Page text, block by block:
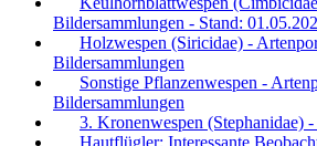
Bildersammlungen - Stand:
Holzwespen (Siricidae) -
Bildersammlungen
Sonstige Pflanzenwespen -
Bildersammlungen
3. Kronenwespen (Stephanidae)
Hautflügler: Interessante